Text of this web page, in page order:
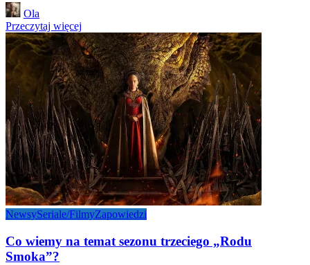
Posted
by
Ola
Przeczytaj więcej
NewsySeriale/FilmyZapowiedzi
Co wiemy na temat sezonu trzeciego „Rodu
Smoka”?